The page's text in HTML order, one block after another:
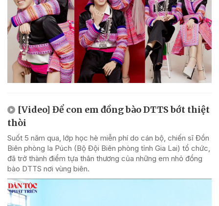
[Video] Để con em đồng bào DTTS bớt thiệt
thòi
Suốt 5 năm qua, lớp học hè miễn phí do cán bộ, chiến sĩ Đồn
Biên phòng Ia Púch (Bộ Đội Biên phòng tỉnh Gia Lai) tổ chức,
đã trở thành điểm tựa thân thương của những em nhỏ đồng
bào DTTS nơi vùng biên.